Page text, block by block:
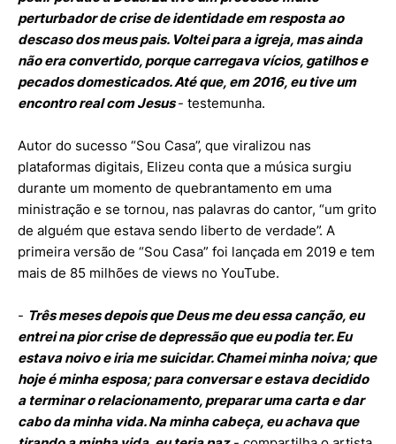
perturbador de crise de identidade em resposta ao
descaso dos meus pais. Voltei para a igreja, mas ainda
não era convertido, porque carregava vícios, gatilhos e
pecados domesticados. Até que, em 2016, eu tive um
encontro real com Jesus- testemunha.
Autor do sucesso “Sou Casa”, que viralizou nas
plataformas digitais, Elizeu conta que a música surgiu
durante um momento de quebrantamento em uma
ministração e se tornou, nas palavras do cantor, “um grito
de alguém que estava sendo liberto de verdade”. A
primeira versão de “Sou Casa” foi lançada em 2019 e tem
mais de 85 milhões de views no YouTube.
- Três meses depois que Deus me deu essa canção, eu
entrei na pior crise de depressão que eu podia ter. Eu
estava noivo e iria me suicidar. Chamei minha noiva; que
hoje é minha esposa; para conversar e estava decidido
a terminar o relacionamento, preparar uma carta e dar
cabo da minha vida. Na minha cabeça, eu achava que